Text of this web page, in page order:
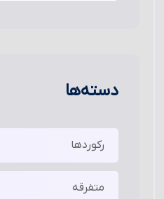
دسته‌ها
رکوردها
متفرقه